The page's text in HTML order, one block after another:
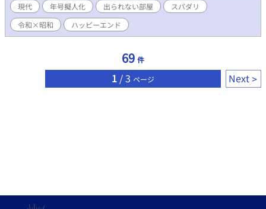
さい ・愛と憎しみだけはたっぷり込めました ※現在第二部を更新
中 ※2019年10月24日にタイトルを『鳳仙花』から今のに変えま
した。 ※この話は2016年11月にpixivで公開した作品の加筆修正
ズさんの所にも転載してあります。
現代 年号擬人化 出られない部屋
スパダリ
令和×昭和
ハッピーエンド
69 件
1 / 3 ページ Next